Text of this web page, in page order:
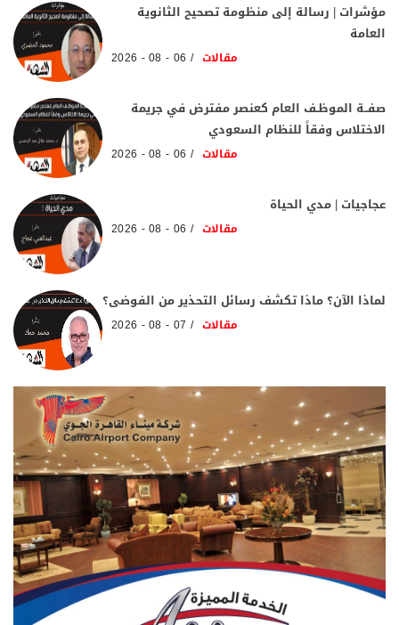
مؤشرات | رسالة إلى منظومة تصحيح الثانوية
العامة
مقالات 06 - 08 - 2026
صفــة الموظـف العام كعنصر مفترض في جريمة
الاختلاس وفقاً للنظام السعودي
مقالات 06 - 08 - 2026
عجاجيات | مدي الحياة
مقالات 06 - 08 - 2026
لماذا الآن؟ ماذا تكشف رسائل التحذير من الفوضى؟
مقالات 07 - 08 - 2026